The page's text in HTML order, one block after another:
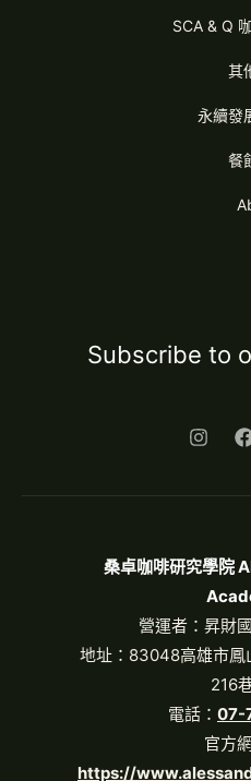
SCA & Q
其
永續發
餐
Subscribe to
桑卓咖啡研究學院
營運者：昇財
地址：83048高雄市鳳
216
電話： 07-
官方
https://